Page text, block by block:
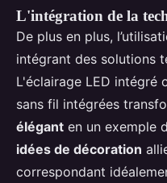
L'intégration de la
De plus en plus,
intégrant des solutions
L'éclairage LED intégré
sans fil intégrées
élégant en un exemple
idées de décoration
correspondant